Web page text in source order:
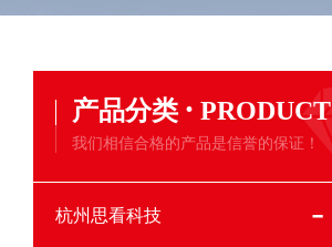
产品分类 · PRODUCT
我们相信合格的产品是信誉的保证！
杭州思看科技